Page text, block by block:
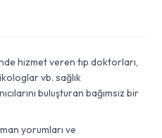
hizmet veren tıp doktorları,
vb. sağlık
buluşturan bağımsız bir
yorumları ve